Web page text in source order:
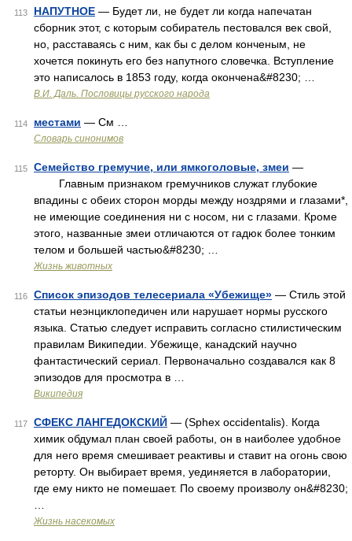
113 НАПУТНОЕ — Будет ли, не будет ли когда напечатан
сборник этот, с которым собиратель пестовался век свой,
но, расставаясь с ним, как бы с делом конченым, не
хочется покинуть его без напутного словечка. Вступление
это написалось в 1853 году, когда окончена&#8230; …
В.И. Даль. Пословицы русского народа
114 местами — См …
Словарь синонимов
115 Семейство гремучие, или ямкоголовые, змеи —
Главным признаком гремучников служат глубокие
впадины с обеих сторон морды между ноздрями и глазами*,
не имеющие соединения ни с носом, ни с глазами. Кроме
этого, названные змеи отличаются от гадюк более тонким
телом и большей частью&#8230; …
Жизнь животных
116 Список эпизодов телесериала «Убежище» — Стиль этой
статьи неэнциклопедичен или нарушает нормы русского
языка. Статью следует исправить согласно стилистическим
правилам Википедии. Убежище, канадский научно
фантастический сериал. Первоначально создавался как 8
эпизодов для просмотра в …
Википедия
117 СФЕКС ЛАНГЕДОКСКИЙ — (Sphex occidentalis). Когда
химик обдумал план своей работы, он в наиболее удобное
для него время смешивает реактивы и ставит на огонь свою
реторту. Он выбирает время, уединяется в лаборатории,
где ему никто не помешает. По своему произволу он&#8230;
Жизнь насекомых